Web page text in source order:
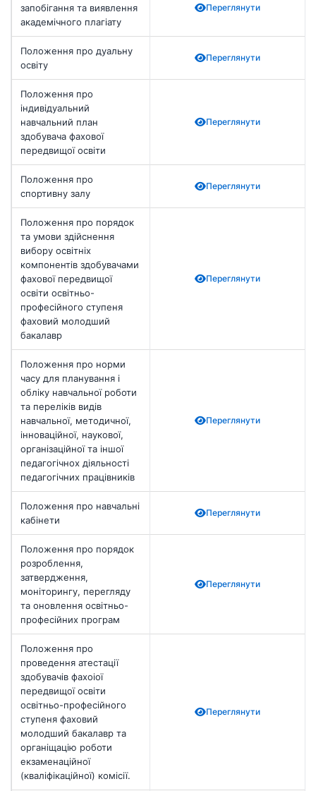
запобігання та виявлення
академічного плагіату
Переглянути
Положення про дуальну
освіту
Переглянути
Положення про
індивідуальний
навчальний план
здобувача фахової
передвищої освіти
Переглянути
Положення про
спортивну залу
Переглянути
Положення про порядок
та умови здійснення
вибору освітніх
компонентів здобувачами
фахової передвищої
освіти освітньо-
професійного ступеня
фаховий молодший
бакалавр
Переглянути
Положення про норми
часу для планування і
обліку навчальної роботи
та переліків видів
навчальної, методичної,
інноваційної, наукової,
організаційної та іншої
педагогічнох діяльності
педагогічних працівників
Переглянути
Положення про навчальні
кабінети
Переглянути
Положення про порядок
розроблення,
затвердження,
моніторингу, перегляду
та оновлення освітньо-
професійних програм
Переглянути
Положення про
проведення атестації
здобувачів фахоіої
передвищої освіти
освітньо-професійного
ступеня фаховий
молодший бакалавр та
органіщацію роботи
екзаменаційної
(кваліфікаційної) комісії.
Переглянути